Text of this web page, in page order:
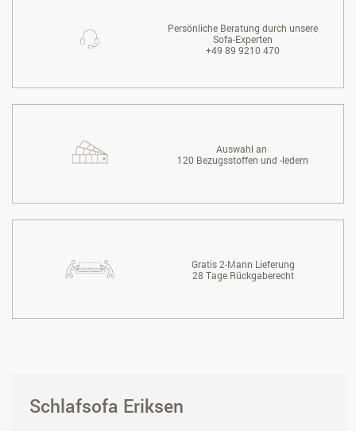
Persönliche Beratung durch unsere
Sofa-Experten
+49 89 9210 470
Auswahl an
120 Bezugsstoffen und -ledern
Gratis 2-Mann Lieferung
28 Tage Rückgaberecht
Schlafsofa Eriksen